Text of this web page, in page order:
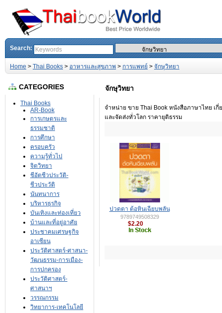
Search:
Home > Thai Books > อาหารและสุขภาพ > การแพทย์ > จักษุวิทยา
CATEGORIES
Thai Books
AR-Book
การเกษตรและ
ธรรมชาติ
การศึกษา
ครอบครัว
ความรู้ทั่วไป
จิตวิทยา
ชีอัตชีวประวัติ-
ชีวประวัติ
นันทนาการ
บริหารธุรกิจ
บันเทิงและท่องเที่ยว
บ้านและที่อยู่อาศัย
ประชาคมเศรษฐกิจ
อาเซียน
ประวัติศาสตร์-ศาสนา-
วัฒนธรรม-การเมือง-
การปกครอง
ประวัติศาสตร์-
ศาสนาฯ
วรรณกรรม
วิทยาการ-เทคโนโลยี
จักษุวิทยา
จำหน่าย ขาย Thai Book หนังสือภาษาไทย เ
และจัดส่งทั่วโลก ราคายุติธรรม
ปวดตา ต้อหินเฉียบพลัน
9789749508329
$2.20